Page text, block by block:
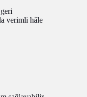
verimli hâle